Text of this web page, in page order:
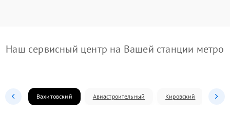
Наш сервисный центр на Вашей станции метро
Вахитовский Авиастроительный Кировский